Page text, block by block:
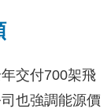
交付700架飛
也強調能源價